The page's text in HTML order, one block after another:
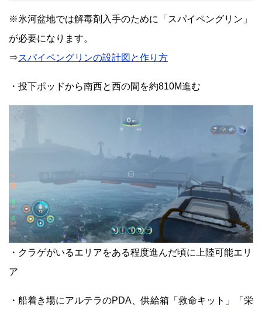
※氷河盆地では解毒剤入手のために「スパイペングリン」
が必要になります。
⇒スパイペングリンの設計図と作り方
・投下ポッドから南西と西の間を約810M進む
・クラゲがいるエリアをある程度進んだ頃に上陸可能エリ
ア
・船着き場にアルテラのPDA、供給箱「救命キット」「栄